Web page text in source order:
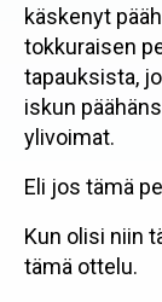
käskenyt
tokkuraisen
tapauksista,
iskun
ylivoimat.
Eli jos tämä
Kun olisi niin
tämä ottelu.